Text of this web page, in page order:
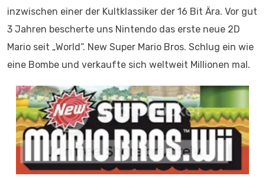
inzwischen einer der Kultklassiker der 16 Bit Ära. Vor gut
3 Jahren bescherte uns Nintendo das erste neue 2D
Mario seit „World“. New Super Mario Bros. Schlug ein wie
eine Bombe und verkaufte sich weltweit Millionen mal.